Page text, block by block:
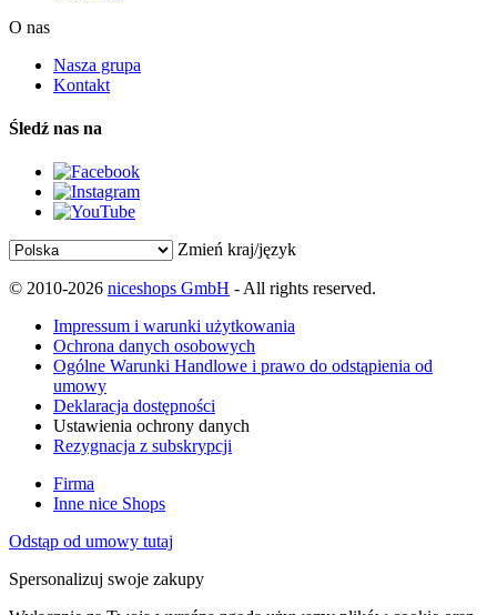
O nas
Nasza grupa
Kontakt
Śledź nas na
Zmień kraj/język
© 2010-2026 niceshops GmbH - All rights reserved.
Impressum i warunki użytkowania
Ochrona danych osobowych
Ogólne Warunki Handlowe i prawo do odstąpienia od
umowy
Deklaracja dostępności
Ustawienia ochrony danych
Rezygnacja z subskrypcji
Firma
Inne nice Shops
Odstąp od umowy tutaj
Spersonalizuj swoje zakupy